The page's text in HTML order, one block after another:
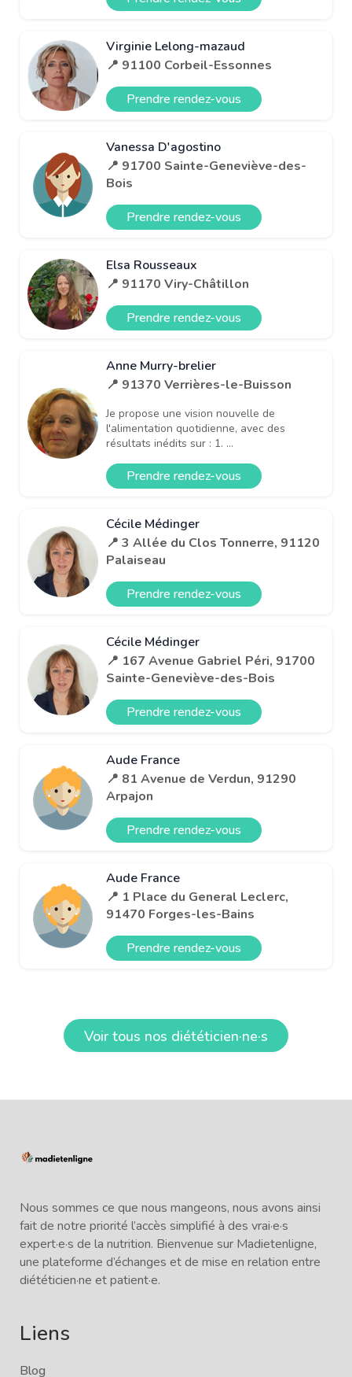
Virginie Lelong-mazaud
📍 91100 Corbeil-Essonnes
Prendre rendez-vous
Vanessa D'agostino
📍 91700 Sainte-Geneviève-des-
Bois
Prendre rendez-vous
Elsa Rousseaux
📍 91170 Viry-Châtillon
Prendre rendez-vous
Anne Murry-brelier
📍 91370 Verrières-le-Buisson
Je propose une vision nouvelle de
l'alimentation quotidienne, avec des
résultats inédits sur : 1. ...
Prendre rendez-vous
Cécile Médinger
📍 3 Allée du Clos Tonnerre, 91120
Palaiseau
Prendre rendez-vous
Cécile Médinger
📍 167 Avenue Gabriel Péri, 91700
Sainte-Geneviève-des-Bois
Prendre rendez-vous
Aude France
📍 81 Avenue de Verdun, 91290
Arpajon
Prendre rendez-vous
Aude France
📍 1 Place du General Leclerc,
91470 Forges-les-Bains
Prendre rendez-vous
Voir tous nos diététicien·ne·s
Nous sommes ce que nous mangeons, nous avons ainsi
fait de notre priorité l’accès simplifié à des vrai·e·s
expert·e·s de la nutrition. Bienvenue sur Madietenligne,
une plateforme d’échanges et de mise en relation entre
diététicien·ne et patient·e.
Liens
Blog